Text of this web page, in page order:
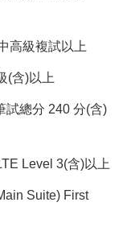
高級複試以上
(含)以上
試總分 240 分(含)
Level 3(含)以上
Suite) First